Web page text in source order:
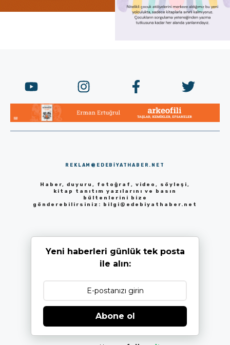
REKLAM@EDEBIYATHABER.NET
Haber, duyuru, fotoğraf, video, söyleşi,
kitap tanıtım yazılarını ve basın
bültenlerini bize
gönderebilirsiniz: bilgi@edebiyathaber.net
Yeni haberleri günlük tek posta
ile alın:
Abone ol